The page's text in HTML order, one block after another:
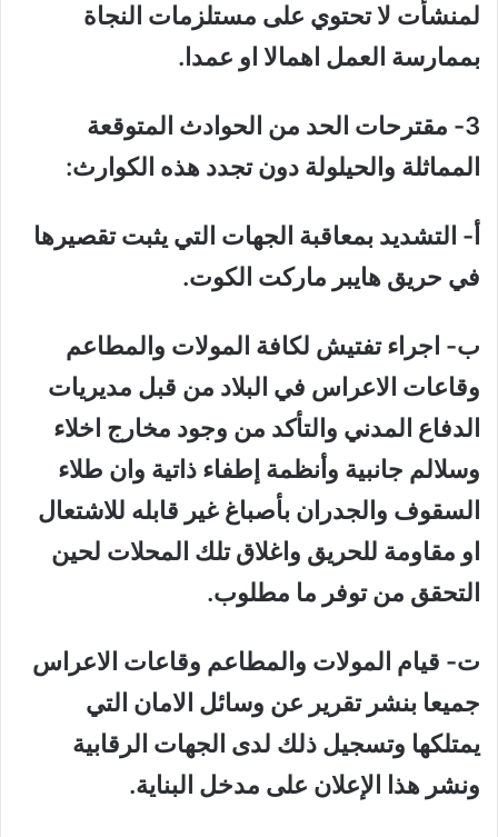
لمنشأت لا تحتوي على مستلزمات النجاة
بممارسة العمل اهمالا او عمدا.
3- مقترحات الحد من الحوادث المتوقعة
المماثلة والحيلولة دون تجدد هذه الكوارث:
أ‌- التشديد بمعاقبة الجهات التي يثبت تقصيرها
في حريق هايبر ماركت الكوت.
ب‌- اجراء تفتيش لكافة المولات والمطاعم
وقاعات الاعراس في البلاد من قبل مديريات
الدفاع المدني والتأكد من وجود مخارج اخلاء
وسلالم جانبية وأنظمة إطفاء ذاتية وان طلاء
السقوف والجدران بأصباغ غير قابله للاشتعال
او مقاومة للحريق واغلاق تلك المحلات لحين
التحقق من توفر ما مطلوب.
ت‌- قيام المولات والمطاعم وقاعات الاعراس
جميعا بنشر تقرير عن وسائل الامان التي
يمتلكها وتسجيل ذلك لدى الجهات الرقابية
ونشر هذا الإعلان على مدخل البناية.